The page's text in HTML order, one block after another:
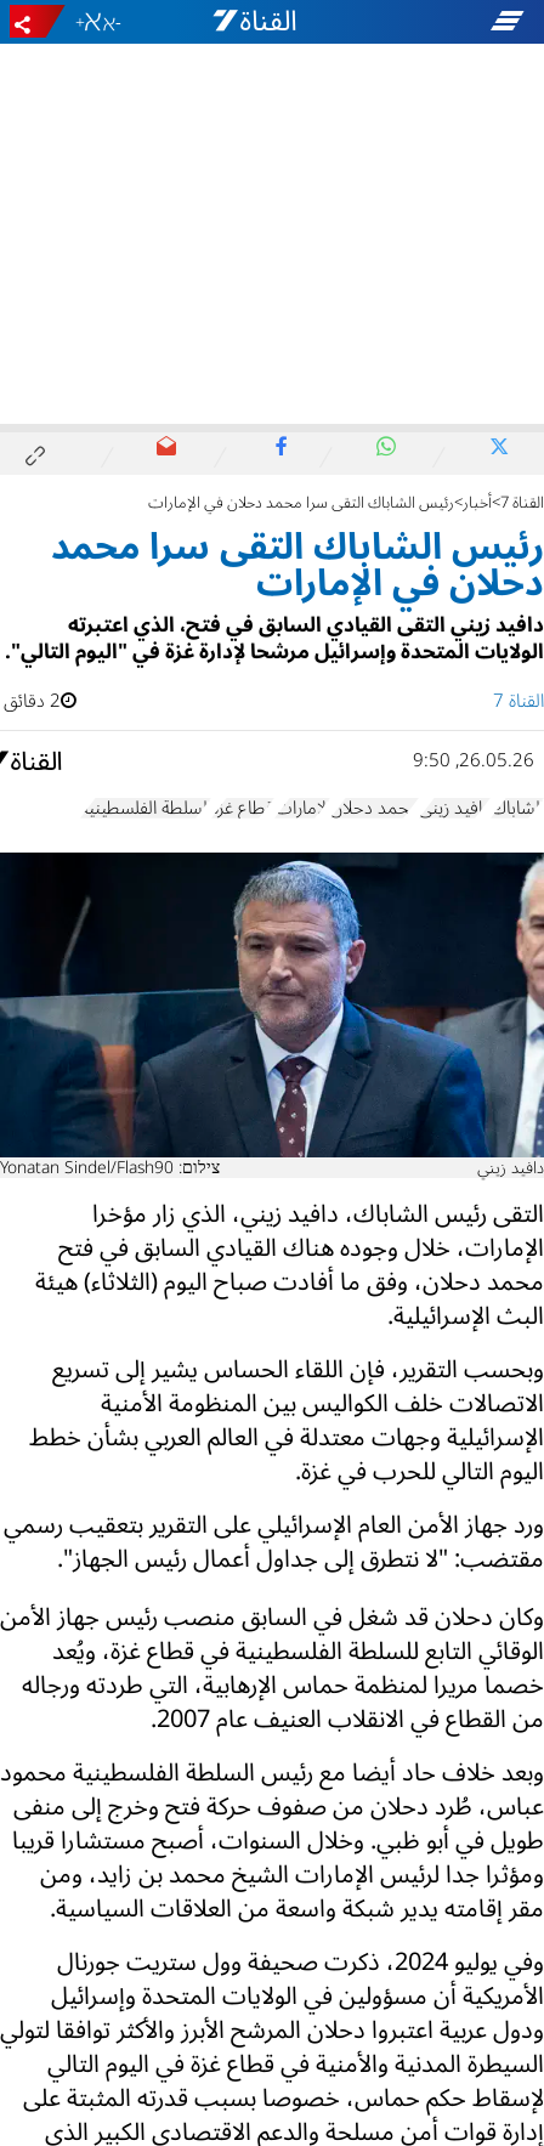
-
+
القناة 7 أخبار رئيس الشاباك التقى سرا محمد دحلان في الإمارات
رئيس الشاباك التقى سرا محمد
دحلان في الإمارات
دافيد زيني التقى القيادي السابق في فتح، الذي اعتبرته
الولايات المتحدة وإسرائيل مرشحا لإدارة غزة في "اليوم التالي".
القناة 7
2 دقائق
26.05.26, 9:50
الشاباك دافيد زيني محمد دحلانالإماراتقطاع غزة السلطة الفلسطينية
دافيد زيني צילום: Yonatan Sindel/Flash90
التقى رئيس الشاباك، دافيد زيني، الذي زار مؤخرا
الإمارات، خلال وجوده هناك القيادي السابق في فتح
محمد دحلان، وفق ما أفادت صباح اليوم (الثلاثاء) هيئة
البث الإسرائيلية.
وبحسب التقرير، فإن اللقاء الحساس يشير إلى تسريع
الاتصالات خلف الكواليس بين المنظومة الأمنية
الإسرائيلية وجهات معتدلة في العالم العربي بشأن خطط
اليوم التالي للحرب في غزة.
ورد جهاز الأمن العام الإسرائيلي على التقرير بتعقيب رسمي
مقتضب: "لا نتطرق إلى جداول أعمال رئيس الجهاز".
وكان دحلان قد شغل في السابق منصب رئيس جهاز الأمن
الوقائي التابع للسلطة الفلسطينية في قطاع غزة، ويُعد
خصما مريرا لمنظمة حماس الإرهابية، التي طردته ورجاله
من القطاع في الانقلاب العنيف عام 2007.
وبعد خلاف حاد أيضا مع رئيس السلطة الفلسطينية محمود
عباس، طُرد دحلان من صفوف حركة فتح وخرج إلى منفى
طويل في أبو ظبي. وخلال السنوات، أصبح مستشارا قريبا
ومؤثرا جدا لرئيس الإمارات الشيخ محمد بن زايد، ومن
مقر إقامته يدير شبكة واسعة من العلاقات السياسية.
وفي يوليو 2024، ذكرت صحيفة وول ستريت جورنال
الأمريكية أن مسؤولين في الولايات المتحدة وإسرائيل
ودول عربية اعتبروا دحلان المرشح الأبرز والأكثر توافقا لتولي
السيطرة المدنية والأمنية في قطاع غزة في اليوم التالي
لإسقاط حكم حماس، خصوصا بسبب قدرته المثبتة على
إدارة قوات أمن مسلحة والدعم الاقتصادي الكبير الذي